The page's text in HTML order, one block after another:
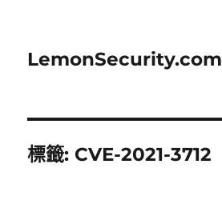
LemonSecurity.com
標籤: CVE-2021-3712